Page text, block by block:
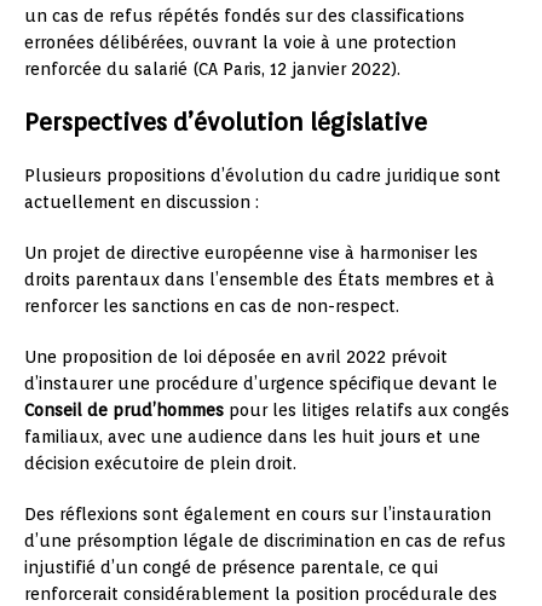
un cas de refus répétés fondés sur des classifications
erronées délibérées, ouvrant la voie à une protection
renforcée du salarié (CA Paris, 12 janvier 2022).
Perspectives d’évolution législative
Plusieurs propositions d’évolution du cadre juridique sont
actuellement en discussion :
Un projet de directive européenne vise à harmoniser les
droits parentaux dans l’ensemble des États membres et à
renforcer les sanctions en cas de non-respect.
Une proposition de loi déposée en avril 2022 prévoit
d’instaurer une procédure d’urgence spécifique devant le
Conseil de prud’hommes pour les litiges relatifs aux congés
familiaux, avec une audience dans les huit jours et une
décision exécutoire de plein droit.
Des réflexions sont également en cours sur l’instauration
d’une présomption légale de discrimination en cas de refus
injustifié d’un congé de présence parentale, ce qui
renforcerait considérablement la position procédurale des